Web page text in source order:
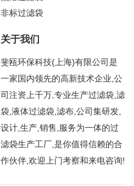
非标过滤袋
关于我们
斐瓯环保科技(上海)有限公司是
一家国内领先的高新技术企业,公
司注资上千万,专业生产过滤袋,滤
袋,液体过滤袋,滤布,公司集研发,
设计,生产,销售,服务为一体的过
滤袋生产工厂,是你值得信赖的合
作伙伴,欢迎上门考察和来电咨询!